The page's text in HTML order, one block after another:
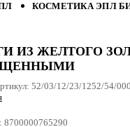
КОСМЕТИКА ЭПЛ
ИЗ ЖЕЛТОГО
52/03/12/23/1252/54/
8700000765290